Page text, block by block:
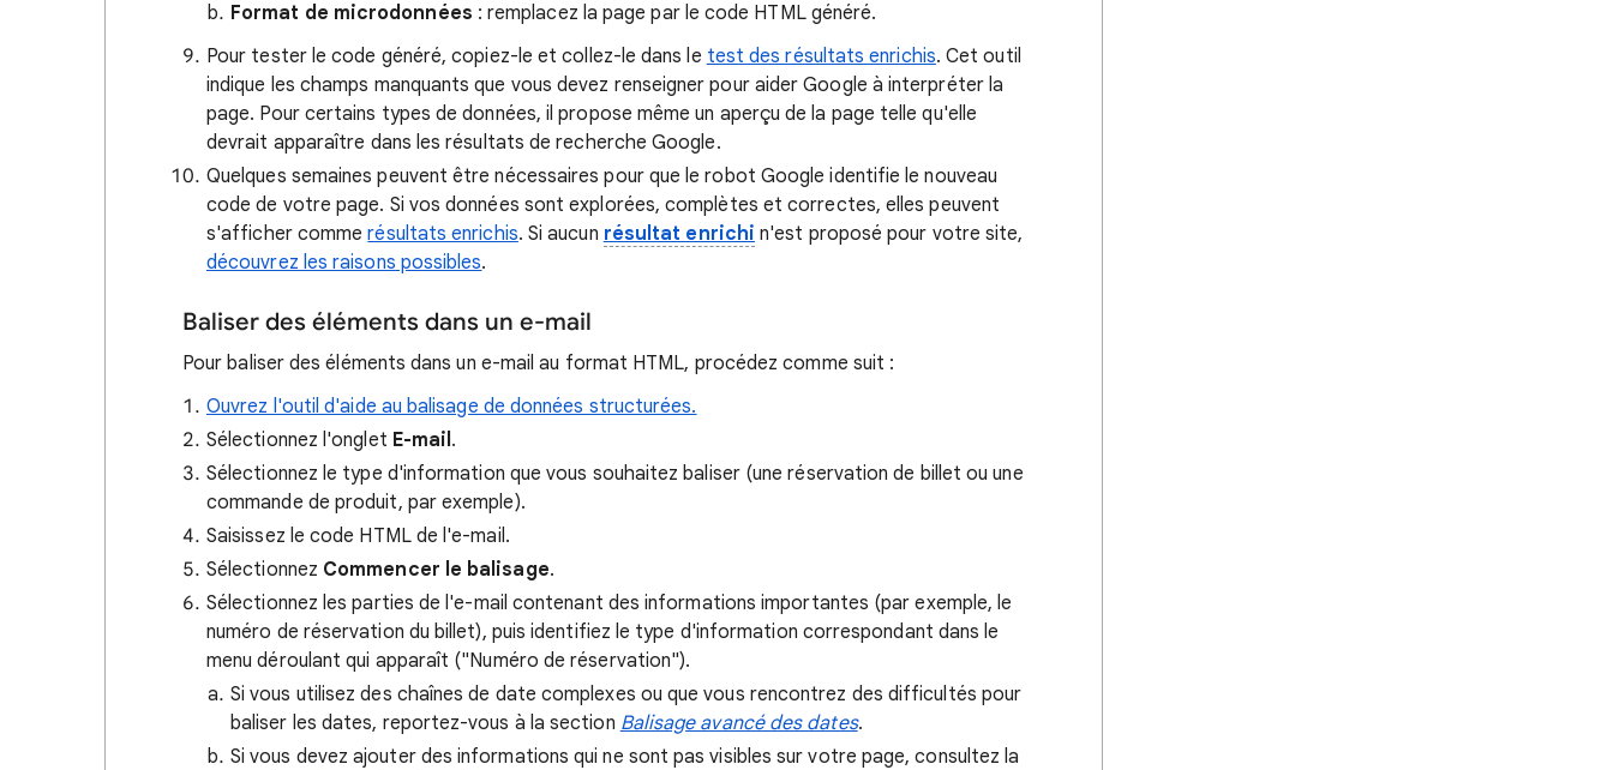
Format de microdonnées : remplacez la page par le code HTML généré.
Pour tester le code généré, copiez-le et collez-le dans le test des résultats enrichis. Cet outil
indique les champs manquants que vous devez renseigner pour aider Google à interpréter la
page. Pour certains types de données, il propose même un aperçu de la page telle qu'elle
devrait apparaître dans les résultats de recherche Google.
Quelques semaines peuvent être nécessaires pour que le robot Google identifie le nouveau
code de votre page. Si vos données sont explorées, complètes et correctes, elles peuvent
s'afficher commerésultats enrichis. Si aucun résultat enrichi n'est proposé pour votre site,
découvrez les raisons possibles.
Baliser des éléments dans un e-mail
Pour baliser des éléments dans un e-mail au format HTML, procédez comme suit :
Ouvrez l'outil d'aide au balisage de données structurées.
Sélectionnez l'onglet E-mail.
Sélectionnez le type d'information que vous souhaitez baliser (une réservation de billet ou une
commande de produit, par exemple).
Saisissez le code HTML de l'e-mail.
Sélectionnez Commencer le balisage.
Sélectionnez les parties de l'e-mail contenant des informations importantes (par exemple, le
numéro de réservation du billet), puis identifiez le type d'information correspondant dans le
menu déroulant qui apparaît ("Numéro de réservation").
Si vous utilisez des chaînes de date complexes ou que vous rencontrez des difficultés pour
baliser les dates, reportez-vous à la section Balisage avancé des dates.
Si vous devez ajouter des informations qui ne sont pas visibles sur votre page, consultez la